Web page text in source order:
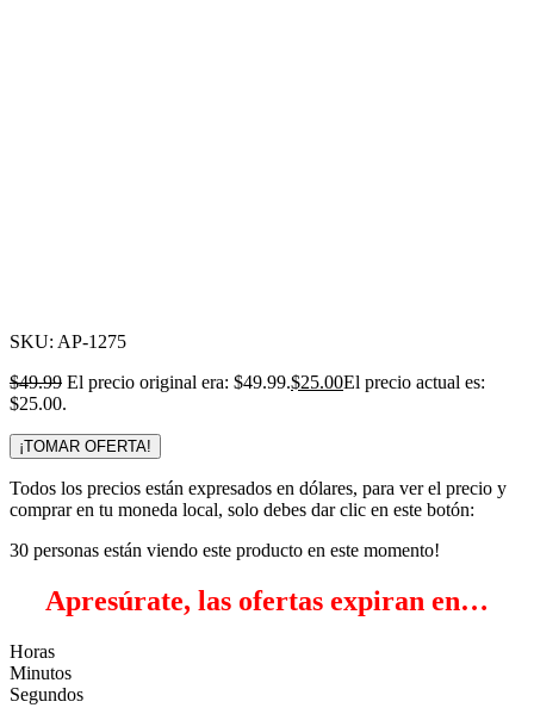
SKU: AP-1275
$49.99 El precio original era: $49.99.$25.00El precio actual es:
$25.00.
¡TOMAR OFERTA!
Todos los precios están expresados en dólares, para ver el precio y
comprar en tu moneda local, solo debes dar clic en este botón:
30 personas están viendo este producto en este momento!
Apresúrate, las ofertas expiran en…
Horas
Minutos
Segundos